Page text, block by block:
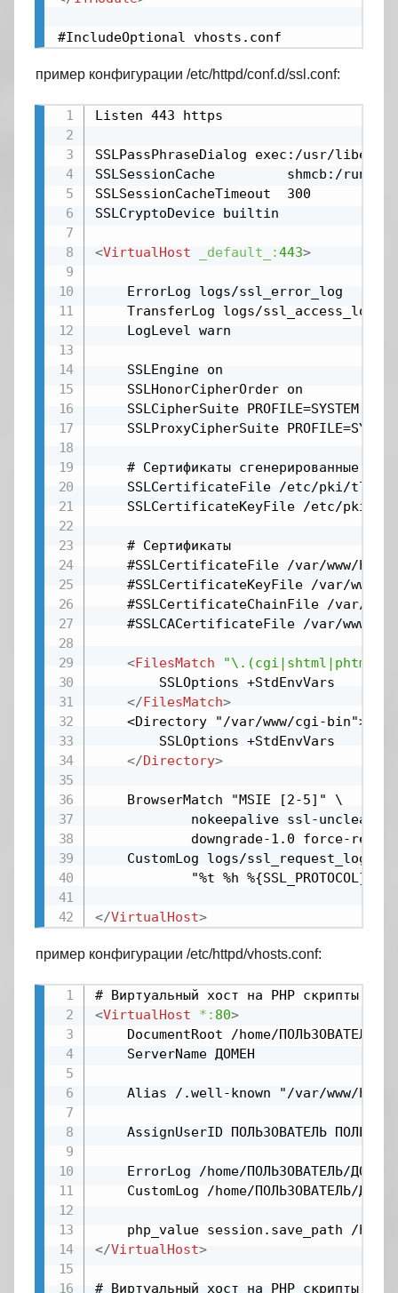
#IncludeOptional vhosts.conf
пример конфигурации /etc/httpd/conf.d/ssl.conf:
Listen 443 https
SSLPassPhraseDialog exec:/usr/
SSLSessionCache         shmcb:/run/
SSLSessionCacheTimeout  300
SSLCryptoDevice builtin
<VirtualHost _default_:443>
    ErrorLog logs/ssl_error_log
    TransferLog logs/ssl_access_log
    LogLevel warn
    SSLEngine on
    SSLHonorCipherOrder on
    SSLCipherSuite PROFILE=SYSTEM
    SSLProxyCipherSuite PROFILE=SYSTEM
# Сертификаты сгенерированные при
SSLCertificateFile /etc/pki/tls/
SSLCertificateKeyFile /etc/pki/
    # Сертификаты
#SSLCertificateFile /var/www/
#SSLCertificateKeyFile /var/www/
#SSLCertificateChainFile /var/
#SSLCACertificateFile /var/www/
<FilesMatch
        SSLOptions +StdEnvVars
</FilesMatch>
    <Directory "/var/www/cgi-bin">
        SSLOptions +StdEnvVars
</Directory>
    BrowserMatch "MSIE [2-5]" \
nokeepalive ssl-unclean-
downgrade-1.0 force-
    CustomLog logs/ssl_request_log \
"%t %h %{SSL_PROTOCOL}x
</VirtualHost>
пример конфигурации /etc/httpd/vhosts.conf:
<VirtualHost *: 80>
DocumentRoot /home/ПОЛЬЗОВАТЕЛЬ/
Alias /.well-known "/var/www/
AssignUserID ПОЛЬЗОВАТЕЛЬ
ErrorLog /home/ПОЛЬЗОВАТЕЛЬ/
</VirtualHost>